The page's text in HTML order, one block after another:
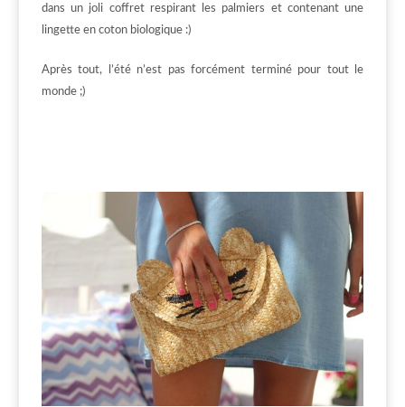
dans un joli coffret respirant les palmiers et contenant une
lingette en coton biologique :)
Après tout, l’été n’est pas forcément terminé pour tout le
monde ;)